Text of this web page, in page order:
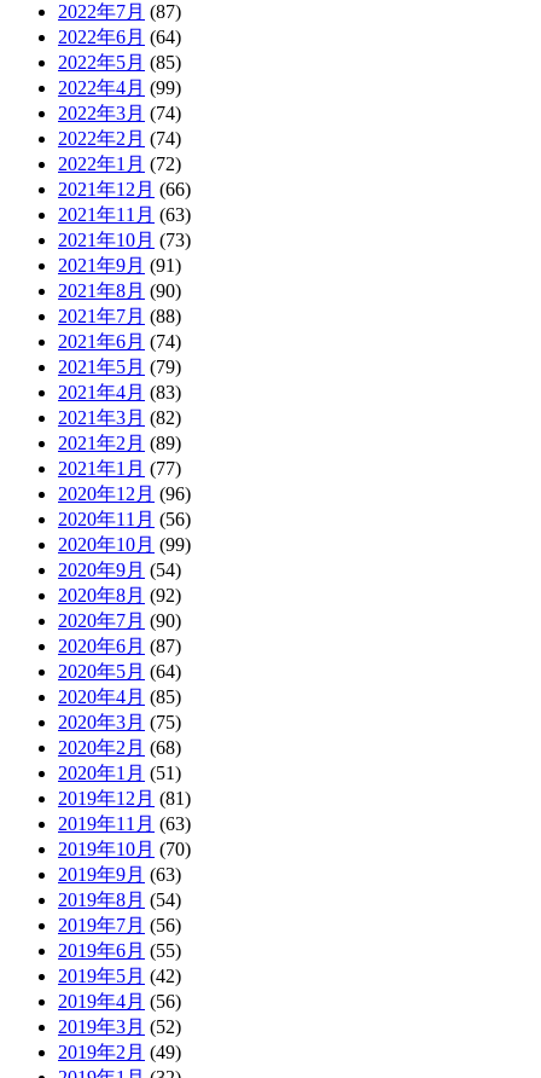
2022年7月 (87)
2022年6月 (64)
2022年5月 (85)
2022年4月 (99)
2022年3月 (74)
2022年2月 (74)
2022年1月 (72)
2021年12月 (66)
2021年11月 (63)
2021年10月 (73)
2021年9月 (91)
2021年8月 (90)
2021年7月 (88)
2021年6月 (74)
2021年5月 (79)
2021年4月 (83)
2021年3月 (82)
2021年2月 (89)
2021年1月 (77)
2020年12月 (96)
2020年11月 (56)
2020年10月 (99)
2020年9月 (54)
2020年8月 (92)
2020年7月 (90)
2020年6月 (87)
2020年5月 (64)
2020年4月 (85)
2020年3月 (75)
2020年2月 (68)
2020年1月 (51)
2019年12月 (81)
2019年11月 (63)
2019年10月 (70)
2019年9月 (63)
2019年8月 (54)
2019年7月 (56)
2019年6月 (55)
2019年5月 (42)
2019年4月 (56)
2019年3月 (52)
2019年2月 (49)